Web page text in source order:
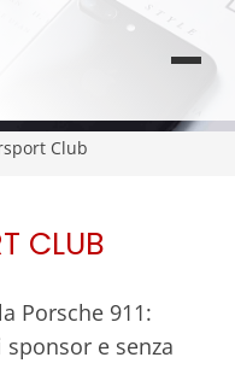
Club
CLUB
Porsche 911:
e senza